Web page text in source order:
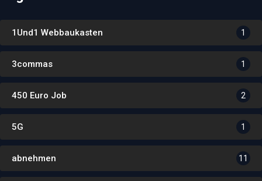
1Und1 Webbaukasten 1
3commas 1
450 Euro Job 2
5G 1
abnehmen 11